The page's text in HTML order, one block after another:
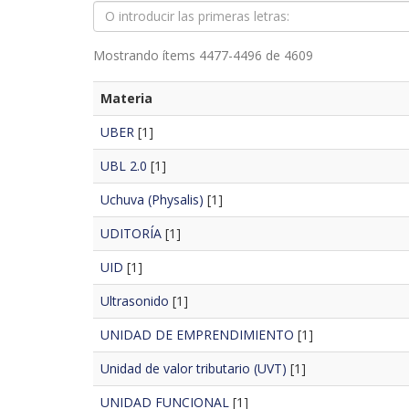
Mostrando ítems 4477-4496 de 4609
Materia
UBER [1]
UBL 2.0 [1]
Uchuva (Physalis) [1]
UDITORÍA [1]
UID [1]
Ultrasonido [1]
UNIDAD DE EMPRENDIMIENTO [1]
Unidad de valor tributario (UVT) [1]
UNIDAD FUNCIONAL [1]